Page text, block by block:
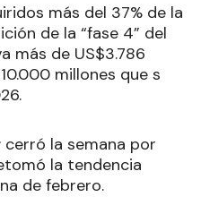
más del 37% de la
de la “fase 4” del
más de US$3.786
millones que s
cerró la semana por
la tendencia
de febrero.